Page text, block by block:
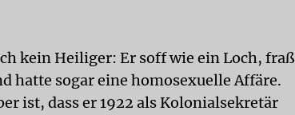
kein Heiliger: Er soff wie ein Loch, fraß
hatte sogar eine homosexuelle Affäre.
ist, dass er 1922 als Kolonialsekretär